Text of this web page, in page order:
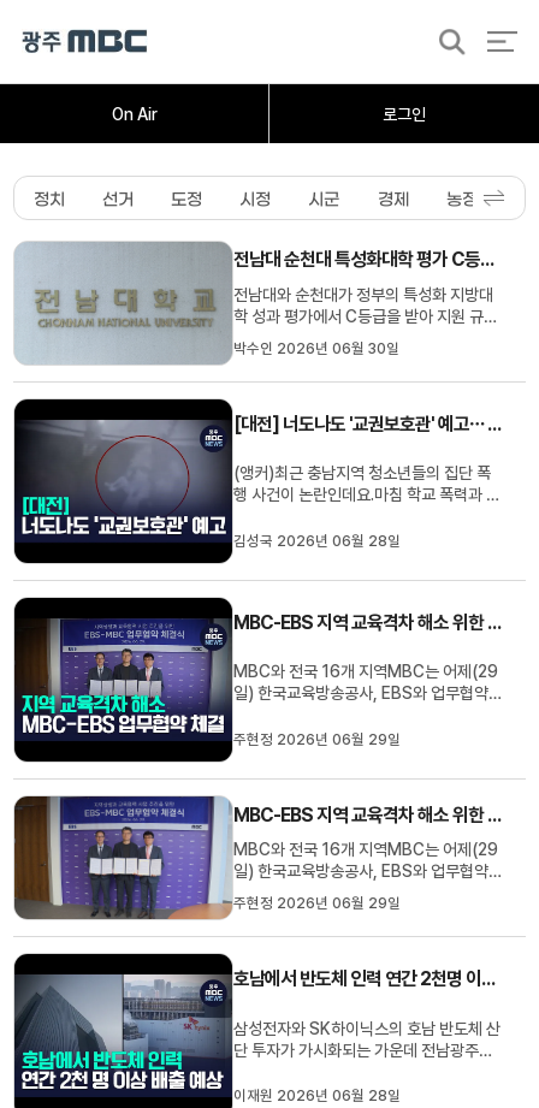
On Air 로그인
검
오늘의뉴스뉴스데스크 취재가시작되자
정치 선거 도정 시정 시군 경제 농정
전남대 순천대 특성화대학 평가 C등급 지원 삭감
전남대와 순천대가 정부의 특성화 지방대
학 성과 평가에서 C등급을 받아 지원 규모
가 삭감될 처지에 놓였습니다.교육부가 전
국 35개 특성화 지방대학을 대상으로 실시
한 성과 평가 결과 전남대는 정량 성과 부족
달성 미흡으로 C등급을 받아 정부 지원 금
박수인 2026년 06월 30일
[대전] 너도나도 '교권보호관' 예고⋯ '참교육' 현실될까?
(앵커)최근 충남지역 청소년들의 집단 폭
행 사건이 논란인데요.마침 학교 폭력과 교
흥행하면서, 드라마 속 교권보호국처럼 강
있습니다.교육감 당선자들도 잇따라 교권
나타날지 관심입니다.대...
김성국 2026년 06월 28일
MBC-EBS 지역 교육격차 해소 위한 업무협약 체결
MBC와 전국 16개 지역MBC는 어제(29
일) 한국교육방송공사, EBS와 업무협약을
기로 했습니다.이에 따라 광주MBC를 비
악하고 EBS의 교육 콘텐츠를 결합해, 지역
별 입시설명회와 AI 학습지원, 다문화 통합
교육, 방송·온라인 플랫폼을 활용한 공동...
주현정 2026년 06월 29일
MBC-EBS 지역 교육격차 해소 위한 업무협약 체결
MBC와 전국 16개 지역MBC는 어제(29
일) 한국교육방송공사, EBS와 업무협약을
맺고 지역 맞춤형 교육사업을 공동 추진하
기로 했습니다.이에 따라 광주MBC를 비
롯한 지역MBC는 현장의 교육 수요를 파
별 입시설명회와 AI 학습지원, 다문화 통합
주현정 2026년 06월 29일
호남에서 반도체 인력 연간 2천명 이상 배출 예상
삼성전자와 SK하이닉스의 호남 반도체 산
단 투자가 가시화되는 가운데 전남광주에
로 전망됩니다.전남·광주교육청에 따르면
이재원 2026년 06월 28일